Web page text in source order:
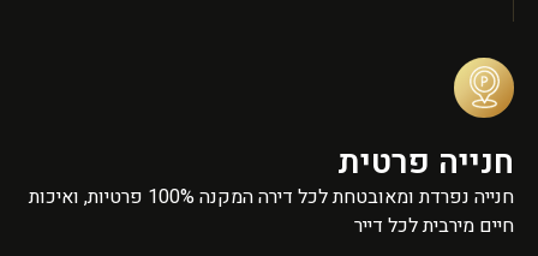
חנייה פרטית
חנייה נפרדת ומאובטחת לכל דירה המקנה 100% פרטיות, ואיכות
חיים מירבית לכל דייר